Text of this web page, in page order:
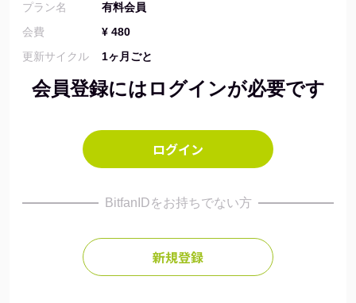
プラン名
有料会員
会費
¥ 480
更新サイクル
1ヶ月ごと
会員登録にはログインが必要です
ログイン
BitfanIDをお持ちでない方
新規登録